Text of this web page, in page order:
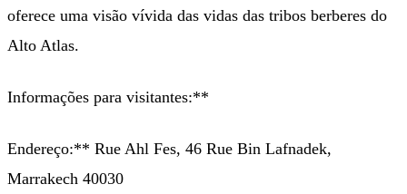
oferece uma visão vívida das vidas das tribos berberes do
Alto Atlas.
Informações para visitantes:**
Endereço:** Rue Ahl Fes, 46 Rue Bin Lafnadek,
Marrakech 40030